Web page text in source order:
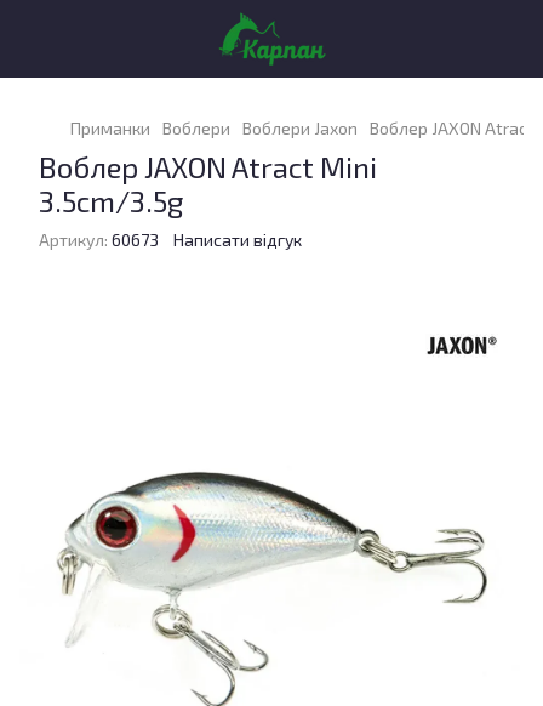
Приманки Воблери Воблери Jaxon Воблер JAXON Atract
Воблер JAXON Atract Mini
3.5cm/3.5g
Артикул: 60673 Написати відгук